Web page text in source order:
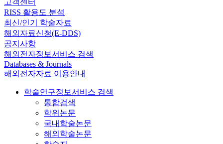
고객센터
RISS 활용도 분석
최신/인기 학술자료
해외자료신청(E-DDS)
공지사항
해외전자정보서비스 검색
Databases & Journals
해외전자자료 이용안내
학술연구정보서비스 검색
통합검색
학위논문
국내학술논문
해외학술논문